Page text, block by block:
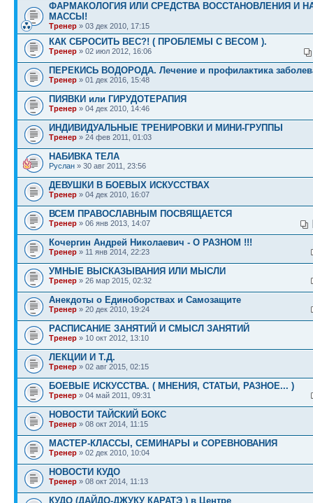
ФАРМАКОЛОГИЯ ИЛИ СРЕДСТВА ВОССТАНОВЛЕНИЯ И
МАССЫ!
Тренер » 03 дек 2010, 17:15
КАК СБРОСИТЬ ВЕС?! ( ПРОБЛЕМЫ С ВЕСОМ ).
Тренер » 02 июл 2012, 16:06
ПЕРЕКИСЬ ВОДОРОДА. Лечение и профилактика
Тренер » 01 дек 2016, 15:48
ПИЯВКИ или ГИРУДОТЕРАПИЯ
Тренер » 04 дек 2010, 14:46
ИНДИВИДУАЛЬНЫЕ ТРЕНИРОВКИ И МИНИ-ГРУППЫ
Тренер » 24 фев 2011, 01:03
НАБИВКА ТЕЛА
Руслан » 30 авг 2011, 23:56
ДЕВУШКИ В БОЕВЫХ ИСКУССТВАХ
Тренер » 04 дек 2010, 16:07
ВСЕМ ПРАВОСЛАВНЫМ ПОСВЯЩАЕТСЯ
Тренер » 06 янв 2013, 14:07
Кочергин Андрей Николаевич - О РАЗНОМ !!!
Тренер » 11 янв 2014, 22:23
УМНЫЕ ВЫСКАЗЫВАНИЯ ИЛИ МЫСЛИ
Тренер » 26 мар 2015, 02:32
Анекдоты о Единоборствах и Самозащите
Тренер » 20 дек 2010, 19:24
РАСПИСАНИЕ ЗАНЯТИЙ И СМЫСЛ ЗАНЯТИЙ
Тренер » 10 окт 2012, 13:10
ЛЕКЦИИ И Т.Д.
Тренер » 02 авг 2015, 02:15
БОЕВЫЕ ИСКУССТВА. ( МНЕНИЯ, СТАТЬИ, РАЗНОЕ... )
Тренер » 04 май 2011, 09:31
НОВОСТИ ТАЙСКИЙ БОКС
Тренер » 08 окт 2014, 11:15
МАСТЕР-КЛАССЫ, СЕМИНАРЫ и СОРЕВНОВАНИЯ
Тренер » 02 дек 2010, 10:04
НОВОСТИ КУДО
Тренер » 08 окт 2014, 11:13
КУДО (ДАЙДО-ДЖУКУ КАРАТЭ ) в Центре